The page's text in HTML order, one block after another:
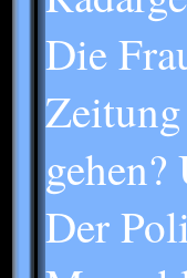
Die
Der